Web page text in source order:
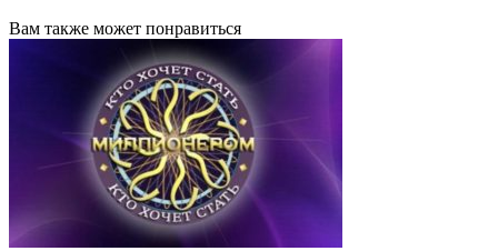
Вам также может понравиться